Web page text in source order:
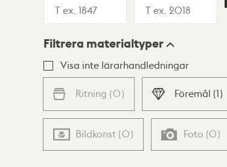
Lista Karta
Filtrera materialtyper
Visa inte lärarhandledningar
Ritning (0) Föremål (1)
Bildkonst (0) Foto (0)